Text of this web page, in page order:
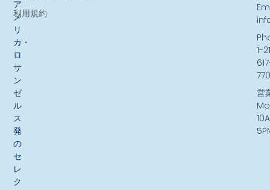
ア
メ
リ
カ・
ロ
サ
ン
ゼ
ル
ス
発
の
セ
レ
ク
利用規約
1-
営